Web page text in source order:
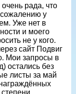
рада, что
у
Уже нет в
и моего
не у кого.
сайт Подвиг
Мои запросы в
остались без
листы за май